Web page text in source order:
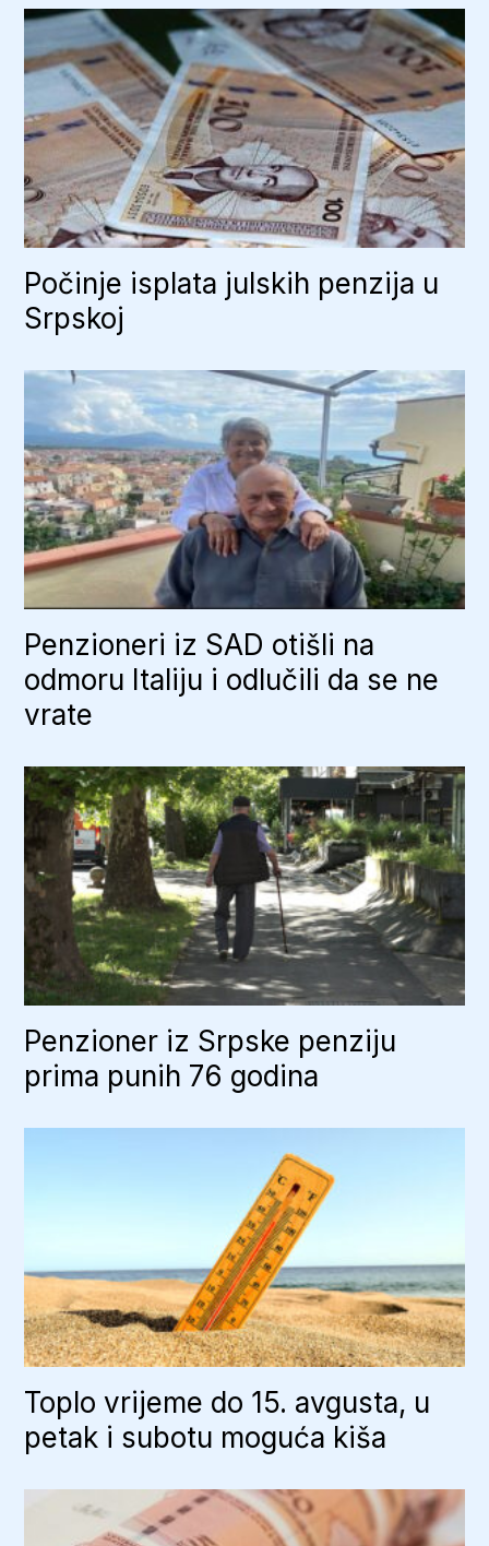
Počinje isplata julskih penzija u
Srpskoj
Penzioneri iz SAD otišli na
odmoru Italiju i odlučili da se ne
vrate
Penzioner iz Srpske penziju
prima punih 76 godina
Toplo vrijeme do 15. avgusta, u
petak i subotu moguća kiša